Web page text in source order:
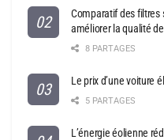
Comparatif des filtres
améliorer la qualité
8 PARTAGES
Le prix d’une voiture
5 PARTAGES
L’énergie éolienne